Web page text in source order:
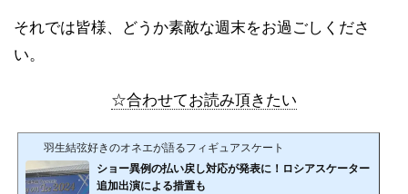
それでは皆様、どうか素敵な週末をお過ごしくださ
い。
☆合わせてお読み頂きたい
羽生結弦好きのオネエが語るフィギュアスケート
ショー異例の払い戻し対応が発表に！ロシアスケーター
追加出演による措置も